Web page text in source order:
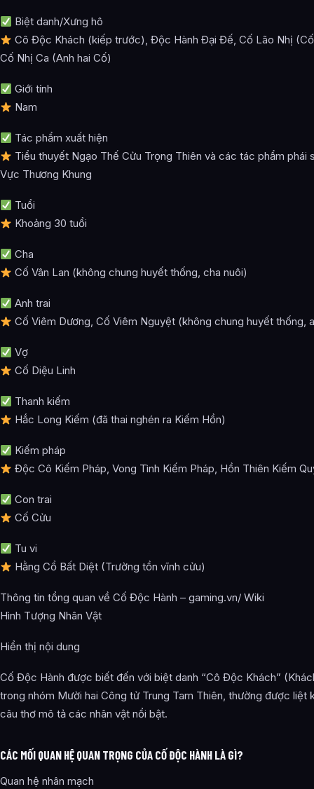
Biệt danh/Xưng hô
Cô Độc Khách (kiếp trước), Độc Hành Đại Đế, Cố Lão Nhị
Cố Nhị Ca (Anh hai Cố)
Giới tính
Nam
Tác phẩm xuất hiện
Tiểu thuyết Ngạo Thế Cửu Trọng Thiên và các tác phẩm phái
Vực Thương Khung
Tuổi
Khoảng 30 tuổi
Cha
Cố Vân Lan (không chung huyết thống, cha nuôi)
Anh trai
Cố Viêm Dương, Cố Viêm Nguyệt (không chung huyết thống,
Vợ
Cố Diệu Linh
Thanh kiếm
Hắc Long Kiếm (đã thai nghén ra Kiếm Hồn)
Kiếm pháp
Độc Cô Kiếm Pháp, Vong Tình Kiếm Pháp, Hồn Thiên Kiếm
Con trai
Cố Cửu
Tu vi
Hằng Cổ Bất Diệt (Trường tồn vĩnh cửu)
Thông tin tổng quan về Cố Độc Hành – gaming.vn/ Wiki
Hình Tượng Nhân Vật
Hiển thị nội dung
Cố Độc Hành được biết đến với biệt danh “Cô Độc Khách”
trong nhóm Mười hai Công tử Trung Tam Thiên, thường được liệt
câu thơ mô tả các nhân vật nổi bật.
CÁC MỐI QUAN HỆ QUAN TRỌNG CỦA CỐ ĐỘC HÀNH LÀ GÌ?
Quan hệ nhân mạch